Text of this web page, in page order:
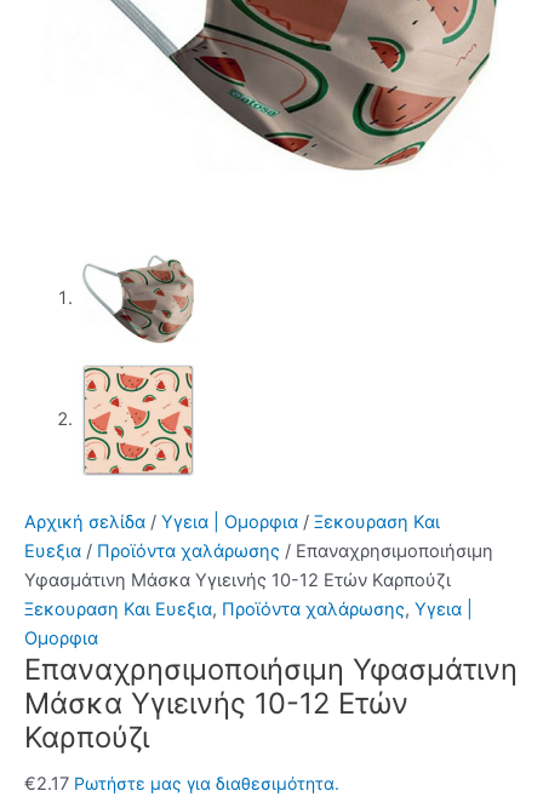
Αρχική σελίδα / Υγεια | Ομορφια / Ξεκουραση Και
Ευεξια / Προϊόντα χαλάρωσης / Επαναχρησιμοποιήσιμη
Υφασμάτινη Μάσκα Υγιεινής 10-12 Ετών Καρπούζι
Ξεκουραση Και Ευεξια, Προϊόντα χαλάρωσης, Υγεια |
Ομορφια
Επαναχρησιμοποιήσιμη Υφασμάτινη
Μάσκα Υγιεινής 10-12 Ετών
Καρπούζι
€2.17 Ρωτήστε μας για διαθεσιμότητα.